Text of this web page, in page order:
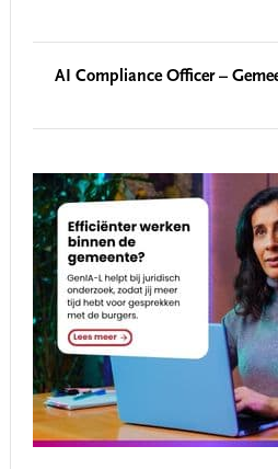
AI Compliance Officer –